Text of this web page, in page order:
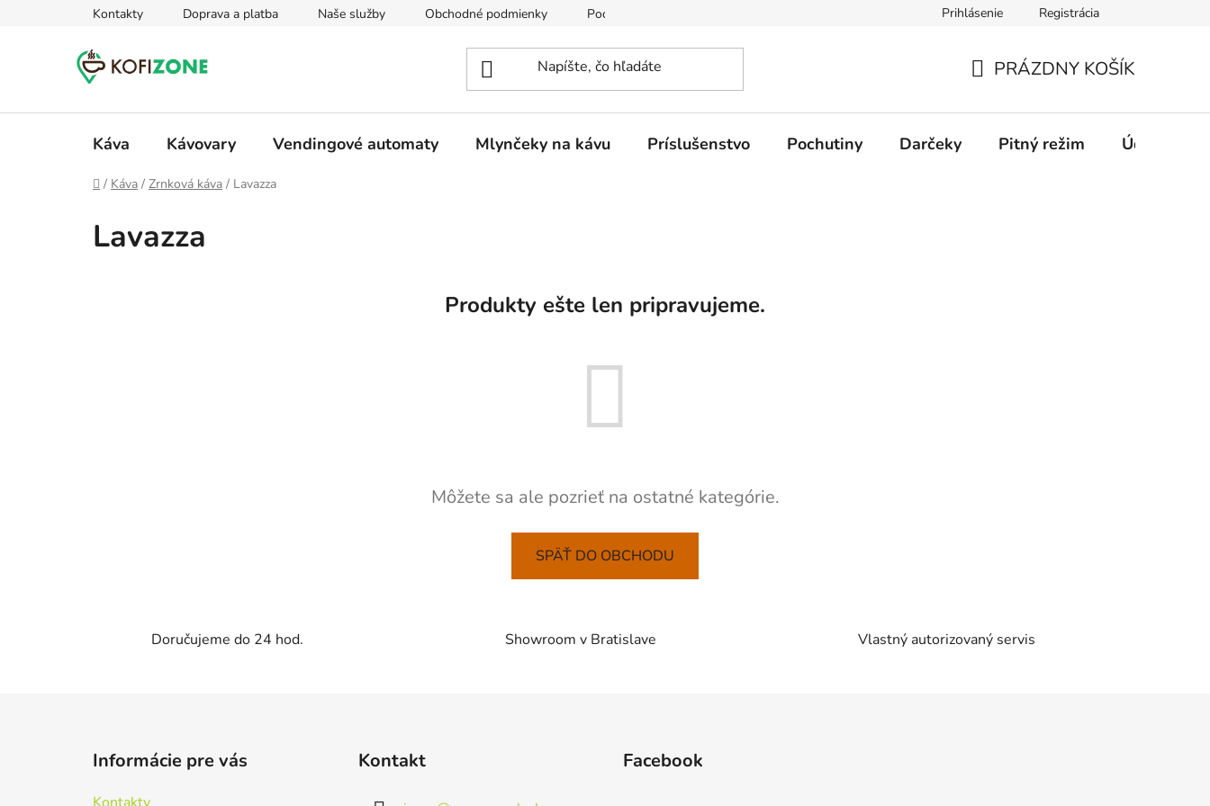
Kontakty Doprava a platba Naše služby Obchodné podmienky Podmienky ochrany osobných údajov Prihlásenie Registrácia
KOŠÍK
PRÁZDNY KOŠÍK
Káva Kávovary Vendingové automaty Mlynčeky na kávu Príslušenstvo Pochutiny Darčeky Pitný režim Údržba
Domov
/ Káva / Zrnková káva / Lavazza
Lavazza
Produkty ešte len pripravujeme.
Môžete sa ale pozrieť na ostatné kategórie.
SPÄŤ DO OBCHODU
Doručujeme do 24 hod. Showroom v Bratislave Vlastný autorizovaný servis
Informácie pre vás Kontakt Facebook